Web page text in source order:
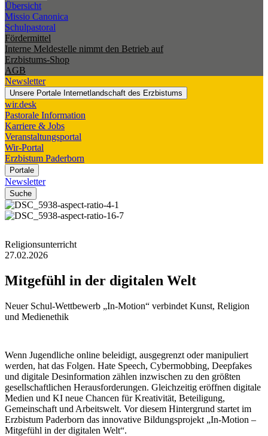
Übersicht
Missio Canonica
Schulpastoral
Fördermittel
Interne Meldestelle nimmt den Betrieb auf
Erzbistums-Shop
AGB
Newsletter
Unsere Portale Internetlandschaft des Erzbistums
wir.desk
Pastorale Information
Karriere & Jobs
Veranstaltungsportal
Wir-Portal
Erzbistum Paderborn
Portale
Newsletter
Suche
Religionsunterricht
27.02.2026
Mitgefühl in der digitalen Welt
Neuer Schul-Wettbewerb „In-Motion“ verbindet Kunst, Religion
und Medienethik
Wenn Jugendliche online beleidigt, ausgegrenzt oder manipuliert
werden, hat das Folgen. Hate Speech, Cybermobbing, Deepfakes
und digitale Desinformation zählen inzwischen zu den größten
gesellschaftlichen Herausforderungen. Gleichzeitig eröffnen digitale
Medien und KI neue Chancen für Kreativität, Beteiligung,
Gemeinschaft und Arbeitswelt. Vor diesem Hintergrund startet im
Erzbistum Paderborn das innovative Bildungsprojekt „In-Motion –
Mitgefühl in der digitalen Welt“.